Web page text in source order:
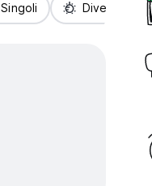
Singoli Divertimento